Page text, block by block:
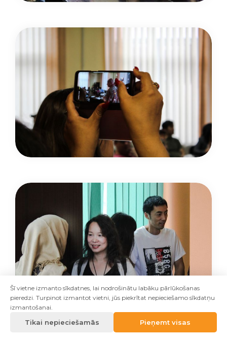
Šī vietne izmanto sīkdatnes, lai nodrošinātu labāku pārlūkošanas
pieredzi. Turpinot izmantot vietni, jūs piekrītat nepieciešamo sīkdatņu
izmantošanai.
Tikai nepieciešamās Pieņemt visas